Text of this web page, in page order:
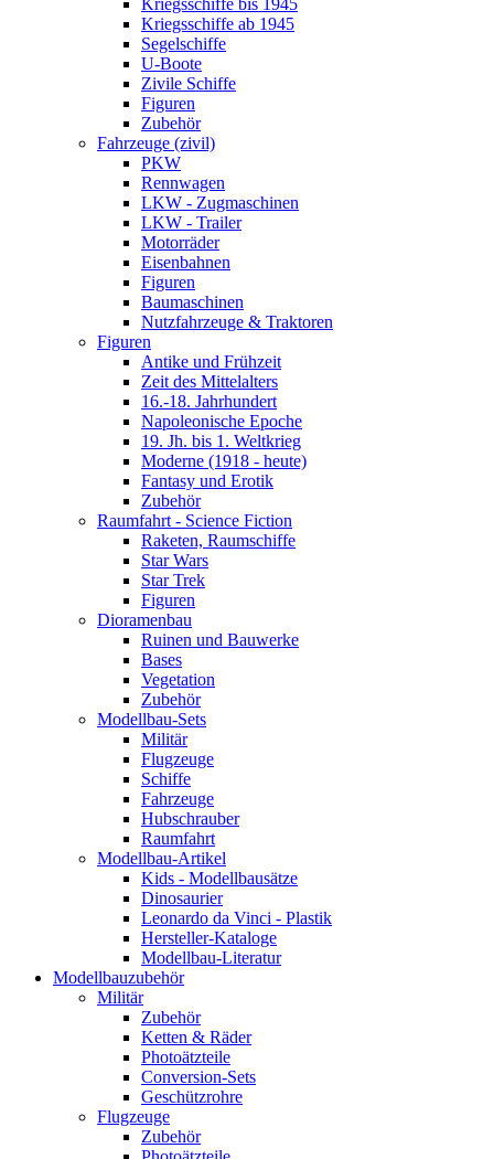
Kriegsschiffe bis 1945
Kriegsschiffe ab 1945
Segelschiffe
U-Boote
Zivile Schiffe
Figuren
Zubehör
Fahrzeuge (zivil)
PKW
Rennwagen
LKW - Zugmaschinen
LKW - Trailer
Motorräder
Eisenbahnen
Figuren
Baumaschinen
Nutzfahrzeuge & Traktoren
Figuren
Antike und Frühzeit
Zeit des Mittelalters
16.-18. Jahrhundert
Napoleonische Epoche
19. Jh. bis 1. Weltkrieg
Moderne (1918 - heute)
Fantasy und Erotik
Zubehör
Raumfahrt - Science Fiction
Raketen, Raumschiffe
Star Wars
Star Trek
Figuren
Dioramenbau
Ruinen und Bauwerke
Bases
Vegetation
Zubehör
Modellbau-Sets
Militär
Flugzeuge
Schiffe
Fahrzeuge
Hubschrauber
Raumfahrt
Modellbau-Artikel
Kids - Modellbausätze
Dinosaurier
Leonardo da Vinci - Plastik
Hersteller-Kataloge
Modellbau-Literatur
Modellbauzubehör
Militär
Zubehör
Ketten & Räder
Photoätzteile
Conversion-Sets
Geschützrohre
Flugzeuge
Zubehör